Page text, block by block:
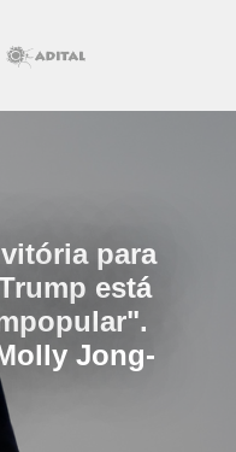
para
está
Jong-